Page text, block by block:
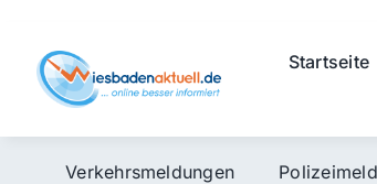
content
Startseite
Verkehrsmeldungen